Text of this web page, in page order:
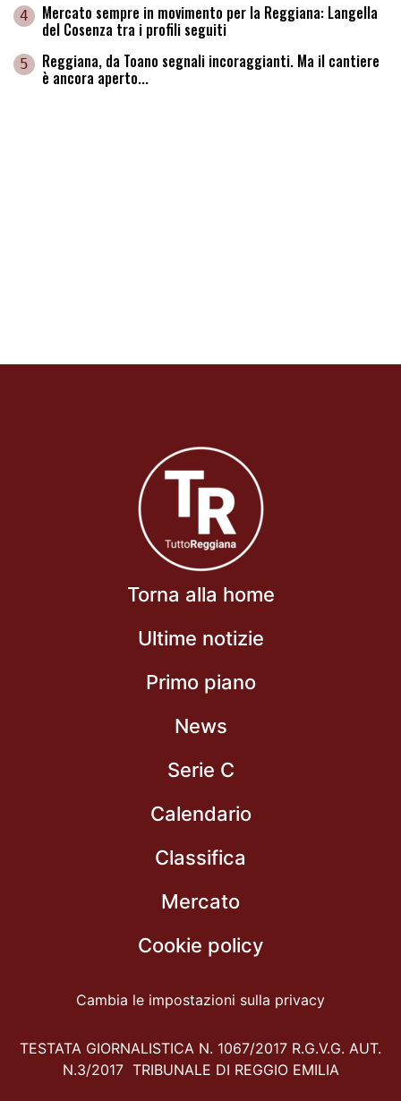
4 Mercato sempre in movimento per la Reggiana: Langella
del Cosenza tra i profili seguiti
5 Reggiana, da Toano segnali incoraggianti. Ma il cantiere
è ancora aperto...
Torna alla home
Ultime notizie
Primo piano
News
Serie C
Calendario
Classifica
Mercato
Cookie policy
Cambia le impostazioni sulla privacy
TESTATA GIORNALISTICA N. 1067/2017 R.G.V.G. AUT.
N.3/2017 TRIBUNALE DI REGGIO EMILIA